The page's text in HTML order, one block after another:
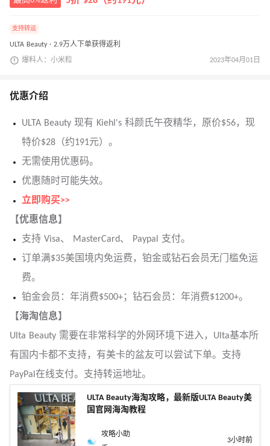
支持转运
ULTA Beauty · 2.9万人下单获得返利
爆料人：小米粒 2023年04月01日
优惠介绍
ULTA Beauty 现有 Kiehl's 科颜氏午夜精华，原价$56，现
特价$28（约191元）。
无需使用优惠码。
优惠随时可能失效。
立即购买>>
【优惠信息】
支持 Visa、 MasterCard、 Paypal 支付。
订单满$35美国境内免运费，铂金或钻石会员无门槛免运
费。
铂金会员：年消费$500+；钻石会员：年消费$1200+。
【海淘信息】
Ulta Beauty 需要在非常科学的外网环境下进入，Ulta基本所
有国内卡都不支持，有美卡的盆友可以尝试下单。支持
PayPal在线支付。支持转运地址。
ULTA Beauty海淘攻略，最新版ULTA Beauty美
国官网海淘教程
攻略小助
3小时前